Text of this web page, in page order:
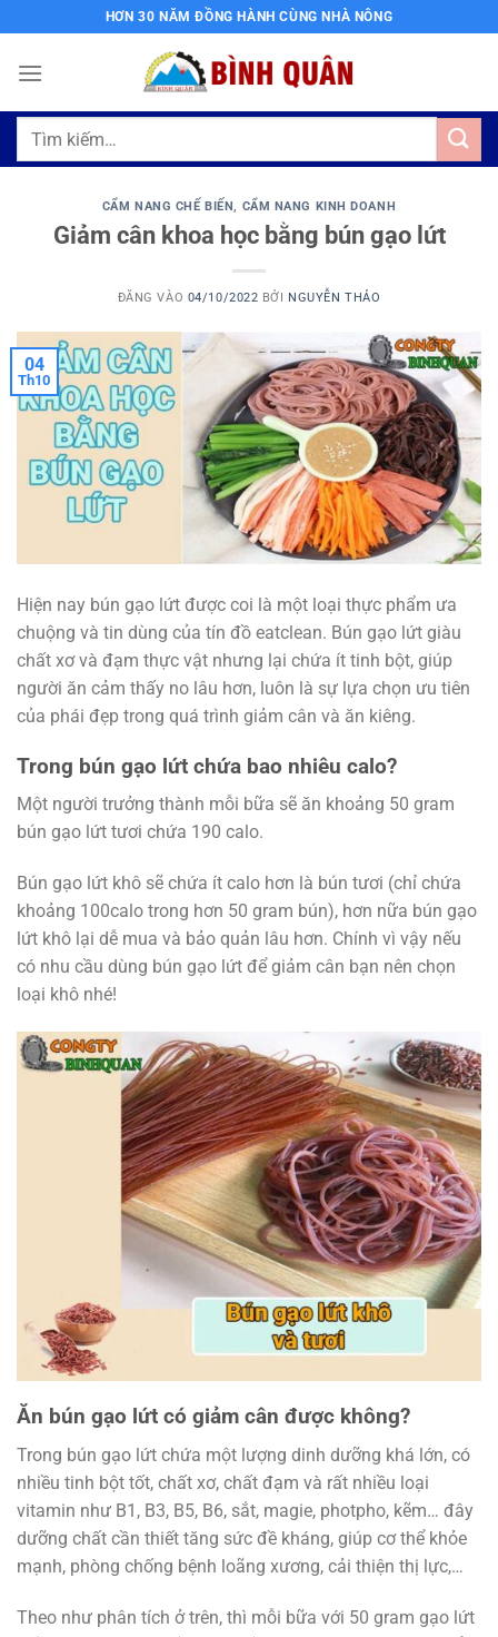
qua
nội
HƠN 30 NĂM ĐỒNG HÀNH CÙNG NHÀ NÔNG
Tìm
CẨM NANG CHẾ BIẾN, CẨM NANG KINH DOANH
Giảm cân khoa học bằng bún gạo lứt
ĐĂNG VÀO 04/10/2022 BỞI NGUYỄN THẢO
04
Th10
Hiện nay bún gạo lứt được coi là một loại thực phẩm ưa
chuộng và tin dùng của tín đồ eatclean. Bún gạo lứt giàu
chất xơ và đạm thực vật nhưng lại chứa ít tinh bột, giúp
người ăn cảm thấy no lâu hơn, luôn là sự lựa chọn ưu tiên
của phái đẹp trong quá trình giảm cân và ăn kiêng.
Trong bún gạo lứt chứa bao nhiêu calo?
Một người trưởng thành mỗi bữa sẽ ăn khoảng 50 gram
bún gạo lứt tươi chứa 190 calo.
Bún gạo lứt khô sẽ chứa ít calo hơn là bún tươi (chỉ chứa
khoảng 100calo trong hơn 50 gram bún), hơn nữa bún gạo
lứt khô lại dễ mua và bảo quản lâu hơn. Chính vì vậy nếu
có nhu cầu dùng bún gạo lứt để giảm cân bạn nên chọn
loại khô nhé!
Ăn bún gạo lứt có giảm cân được không?
Trong bún gạo lứt chứa một lượng dinh dưỡng khá lớn, có
nhiều tinh bột tốt, chất xơ, chất đạm và rất nhiều loại
vitamin như B1, B3, B5, B6, sắt, magie, photpho, kẽm… đây
dưỡng chất cần thiết tăng sức đề kháng, giúp cơ thể khỏe
mạnh, phòng chống bệnh loãng xương, cải thiện thị lực,…
Theo như phân tích ở trên, thì mỗi bữa với 50 gram gạo lứt